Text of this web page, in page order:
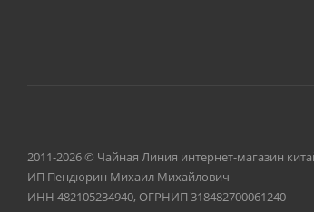
2011-2026 © Чайная Линия интернет-магазин
ИП Пендюрин Михаил Михайлович
ИНН 482105234940, ОГРНИП 318482700061240